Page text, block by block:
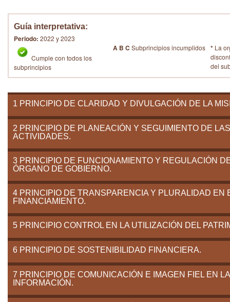
Guía interpretativa:
Periodo: 2022 y 2023
Cumple con todos los
subprincipios
A B C Subprincipios incumplidos * La
del
1 PRINCIPIO DE CLARIDAD Y DIVULGACIÓN DE LA
2 PRINCIPIO DE PLANEACIÓN Y SEGUIMIENTO DE LAS
ACTIVIDADES.
3 PRINCIPIO DE FUNCIONAMIENTO Y REGULACIÓN
ÓRGANO DE GOBIERNO.
4 PRINCIPIO DE TRANSPARENCIA Y PLURALIDAD EN
FINANCIAMIENTO.
5 PRINCIPIO CONTROL EN LA UTILIZACIÓN DEL
6 PRINCIPIO DE SOSTENIBILIDAD FINANCIERA.
7 PRINCIPIO DE COMUNICACIÓN E IMAGEN FIEL EN LA
INFORMACIÓN.